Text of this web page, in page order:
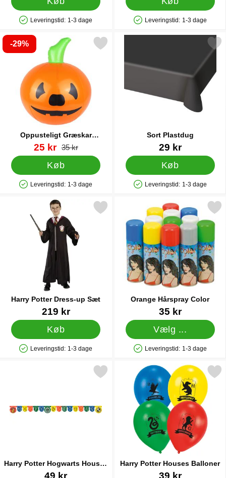
Produkttilgængelighed: På lager
Leveringstid: 1-3 dage
Produkttilgængelighed: På lager
Leveringstid: 1-3 dage
-29%
Oppusteligt Græskar
Halloween
Varenr 38700
pris
25 kr pris
35 kr
Køb
Produkttilgængelighed: På lager
Leveringstid: 1-3 dage
Markér oppusteligt Græskar Halloween som favorit
Sort Plastdug
Varenr 3100929 kr
Køb
Produkttilgængelighed: På lager
Leveringstid: 1-3 dage
Markér sort
Harry Potter Dress-up Sæt
Varenr 17630219 kr
Køb
Produkttilgængelighed: På lager
Leveringstid: 1-3 dage
Markér harry Potter Dress-up Sæt som favorit
Orange Hårspray Color
Varenr 1224935 kr
Vælg ...
Produkttilgængelighed: På lager
Leveringstid: 1-3 dage
Markér orange
Harry Potter Hogwarts Houses
Happy Birthday Guirlande
Varenr 3496849 kr
Potter Hogwarts Houses Happy Birthday Guirlande som
Harry Potter Houses Balloner
Varenr 4305739 kr
Markér harry Potter